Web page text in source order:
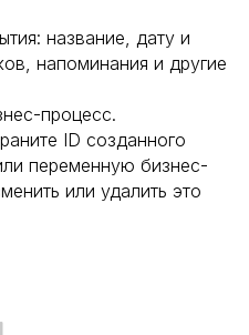
название, дату и
напоминания и другие
процесс.
ID созданного
переменную бизнес-
или удалить это